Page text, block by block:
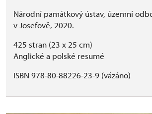
Národní památkový ústav, územní
v Josefově, 2020.
425 stran (23 x 25 cm)
Anglické a polské resumé
ISBN 978-80-88226-23-9 (vázáno)